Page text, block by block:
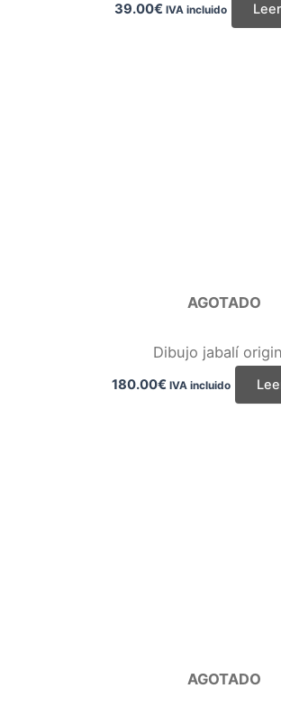
39.00€ IVA incluido
AGOTADO
Dibujo jabalí
180.00€ IVA incluido
AGOTADO